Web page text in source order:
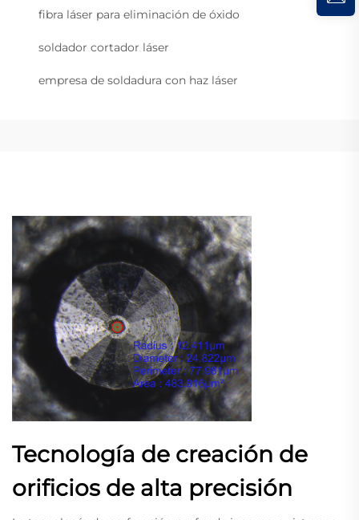
fibra láser para eliminación de óxido
soldador cortador láser
empresa de soldadura con haz láser
Tecnología de creación de
orificios de alta precisión